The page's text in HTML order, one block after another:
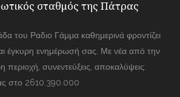
σταθμός της Πάτρας
του Ραδιο Γάμμα καθημερινά φροντίζει
και έγκυρη ενημέρωσή σας. Με νέα από την
περιοχή, συνεντεύξεις, αποκαλύψεις.
στο 2610.390.000